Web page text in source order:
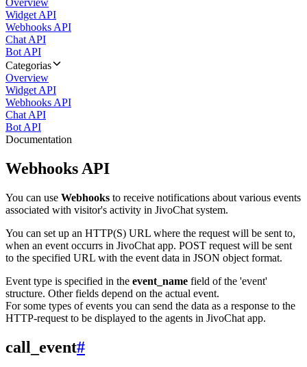
Overview
Widget API
Webhooks API
Chat API
Bot API
Categorias
Overview
Widget API
Webhooks API
Chat API
Bot API
Documentation
Webhooks API
You can use Webhooks to receive notifications about various events
associated with visitor's activity in JivoChat system.
You can set up an HTTP(S) URL where the request will be sent to,
when an event occurrs in JivoChat app. POST request will be sent
to the specified URL with the event data in JSON object format.
Event type is specified in the event_name field of the 'event'
structure. Other fields depend on the actual event.
For some types of events you can send the data as a response to the
HTTP-request to be displayed to the agents in JivoChat app.
call_event#